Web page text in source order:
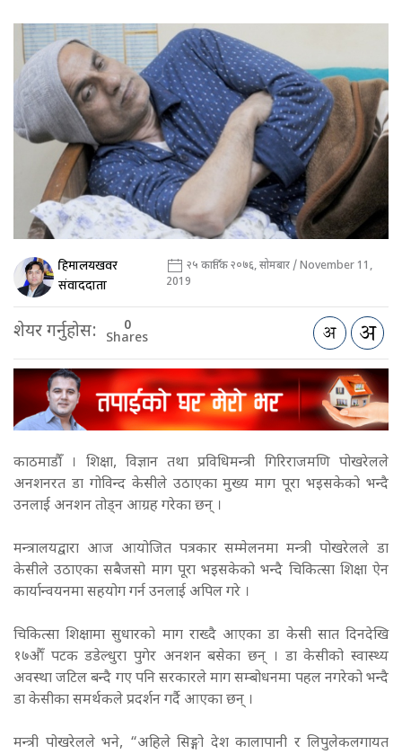
हिमालयखवर
संवाददाता
२५ कार्तिक २०७६, सोमबार / November 11,
2019
शेयर गर्नुहोस: 0
Shares
काठमाडौँ । शिक्षा, विज्ञान तथा प्रविधिमन्त्री गिरिराजमणि पोखरेलले
अनशनरत डा गोविन्द केसीले उठाएका मुख्य माग पूरा भइसकेको भन्दै
उनलाई अनशन तोड्न आग्रह गरेका छन् ।
मन्त्रालयद्वारा आज आयोजित पत्रकार सम्मेलनमा मन्त्री पोखरेलले डा
केसीले उठाएका सबैजसो माग पूरा भइसकेको भन्दै चिकित्सा शिक्षा ऐन
कार्यान्वयनमा सहयोग गर्न उनलाई अपिल गरे ।
चिकित्सा शिक्षामा सुधारको माग राख्दै आएका डा केसी सात दिनदेखि
१७औँ पटक डडेल्धुरा पुगेर अनशन बसेका छन् । डा केसीको स्वास्थ्य
अवस्था जटिल बन्दै गए पनि सरकारले माग सम्बोधनमा पहल नगरेको भन्दै
डा केसीका समर्थकले प्रदर्शन गर्दै आएका छन् ।
मन्त्री पोखरेलले भने, “अहिले सिङ्गो देश कालापानी र लिपुलेकलगायत